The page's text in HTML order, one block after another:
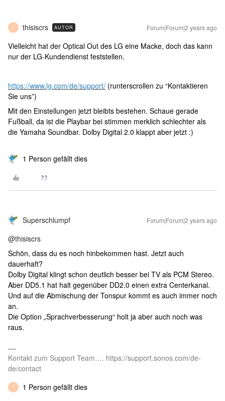
T thisiscrs AUTOR Forum|Forum|2 years ago
Vielleicht hat der Optical Out des LG eine Macke, doch das kann
nur der LG-Kundendienst feststellen.
https://www.lg.com/de/support/ (runterscrollen zu “Kontaktieren
Sie uns”)
Mit den Einstellungen jetzt bleibts bestehen. Schaue gerade
Fußball, da ist die Playbar bei stimmen merklich schlechter als
die Yamaha Soundbar. Dolby Digital 2.0 klappt aber jetzt :)
1 Person gefällt dies
Superschlumpf Forum|Forum|2 years ago
@thisiscrs
Schön, dass du es noch hinbekommen hast. Jetzt auch
dauerhaft?
Dolby Digital klingt schon deutlich besser bei TV als PCM Stereo.
Aber DD5.1 hat halt gegenüber DD2.0 einen extra Centerkanal.
Und auf die Abmischung der Tonspur kommt es auch immer noch
an.
Die Option „Sprachverbesserung“ holt ja aber auch noch was
raus.
Kontakt zum Support Team…. https://support.sonos.com/de-
de/contact
T 1 Person gefällt dies